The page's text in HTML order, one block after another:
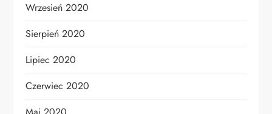
Wrzesień 2020
Sierpień 2020
Lipiec 2020
Czerwiec 2020